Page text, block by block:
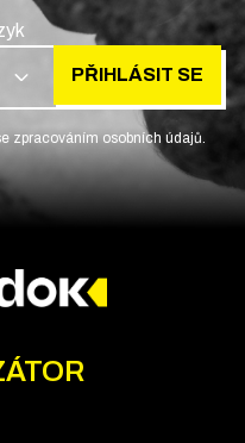
CS PŘIHLÁSIT SE
zpracováním osobních údajů.